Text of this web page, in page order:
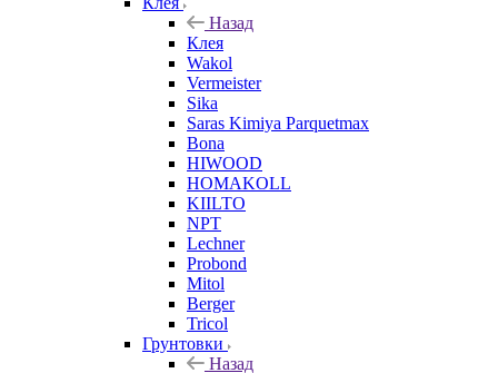
Назад
Клея
Wakol
Vermeister
Sika
Saras Kimiya Parquetmax
Bona
HIWOOD
HOMAKOLL
KIILTO
NPT
Lechner
Probond
Mitol
Berger
Tricol
Грунтовки
Назад